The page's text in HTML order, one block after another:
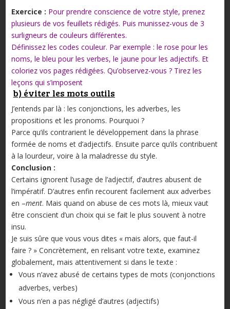
Exercice : Pour prendre conscience de votre style, prenez
plusieurs de vos feuillets rédigés. Puis munissez-vous de 3
surligneurs de couleurs différentes.
Définissez les codes couleur. Par exemple : le rose pour les
noms, le bleu pour les verbes, le jaune pour les adjectifs. Et
coloriez vos pages rédigées. Qu’observez-vous ? Tirez les
leçons qui s’imposent
b) éviter les mots outils
J’entends par là : les conjonctions, les adverbes, les
propositions et les pronoms. Pourquoi ?
Parce qu’ils contrarient le développement dans la phrase
formée de noms et d’adjectifs. Ensuite parce qu’ils contribuent
à la lourdeur, voire à la maladresse du style.
Conclusion :
Certains ignorent l’usage de l’adjectif, d’autres abusent de
l’impératif. D’autres enfin recourent facilement aux adverbes
en –ment. Mais quand on abuse de ces mots là, mieux vaut
être conscient d’un choix qui se fait le plus souvent à notre
insu.
Je suis sûre que vous vous dites « mais alors, que faut-il
faire ? » Concrètement, en relisant votre texte, examinez
globalement, mais attentivement si dans le texte :
Vous n’avez abusé de certains types de mots (conjonctions
adverbes, verbes)
Vous n’en a pas négligé d’autres (adjectifs)